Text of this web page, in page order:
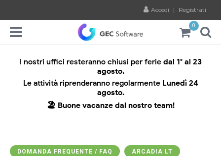
Accedi | Registrati
0
I nostri uffici resteranno chiusi per ferie dal 1° al 23
agosto.
Le attività riprenderanno regolarmente Lunedì 24
agosto.
🏖️ Buone vacanze dal nostro team!
DOMANDA FREQUENTE / FAQ ARCADIA LT